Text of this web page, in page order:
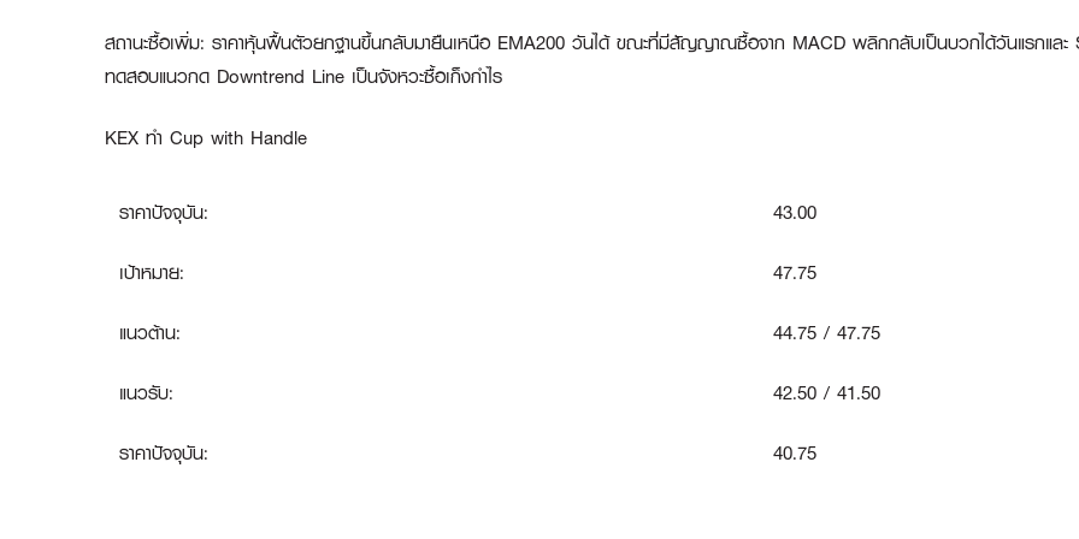
สถานะซื้อเพิ่ม: ราคาหุ้นฟื้นตัวยกฐานขึ้นกลับมายืนเหนือ EMA200 วันได้ ขณะที่มีสัญญาณซื้อจาก MACD พลิกกลับเป็นบวกได้วันแรกและ
ทดสอบแนวกด Downtrend Line เป็นจังหวะซื้อเก็งกำไร
KEX ทำ Cup with Handle
ราคาปัจจุบัน:
43.00
เป้าหมาย:
47.75
แนวต้าน:
44.75 / 47.75
แนวรับ:
42.50 / 41.50
ราคาปัจจุบัน:
40.75